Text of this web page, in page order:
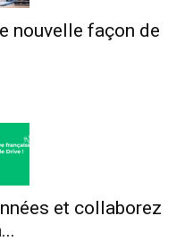
nouvelle façon de
et collaborez